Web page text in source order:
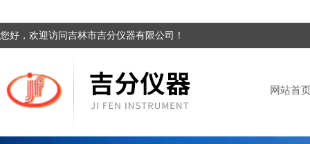
您好，欢迎访问吉林市吉分仪器有限公司！
网站首